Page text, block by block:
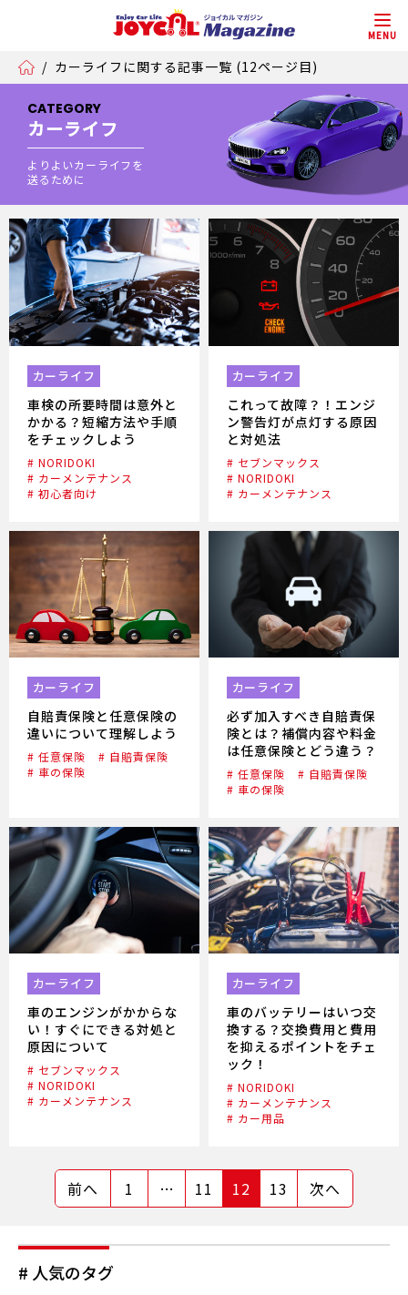
MENU
/ カーライフに関する記事一覧 (12ページ目)
CATEGORY
カーライフ
よりよいカーライフを
送るために
カーライフ
車検の所要時間は意外と
かかる？短縮方法や手順
をチェックしよう
# NORIDOKI
# カーメンテナンス
# 初心者向け
カーライフ
これって故障？！エンジ
ン警告灯が点灯する原因
と対処法
# セブンマックス
# NORIDOKI
# カーメンテナンス
カーライフ
自賠責保険と任意保険の
違いについて理解しよう
# 任意保険
# 自賠責保険
# 車の保険
カーライフ
必ず加入すべき自賠責保
険とは？補償内容や料金
は任意保険とどう違う？
# 任意保険
# 自賠責保険
# 車の保険
カーライフ
車のエンジンがかからな
い！すぐにできる対処と
原因について
# セブンマックス
# NORIDOKI
# カーメンテナンス
カーライフ
車のバッテリーはいつ交
換する？交換費用と費用
を抑えるポイントをチェ
ック！
# NORIDOKI
# カーメンテナンス
# カー用品
前へ 1 … 11 12 13 次へ
# 人気のタグ